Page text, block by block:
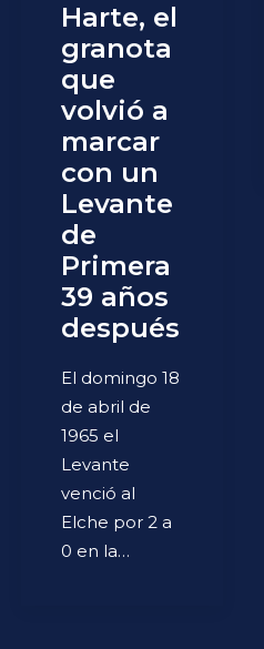
Harte, el
granota
que
volvió a
marcar
con un
Levante
de
Primera
39 años
después
El domingo 18
de abril de
1965 el
Levante
venció al
Elche por 2 a
0 en la…